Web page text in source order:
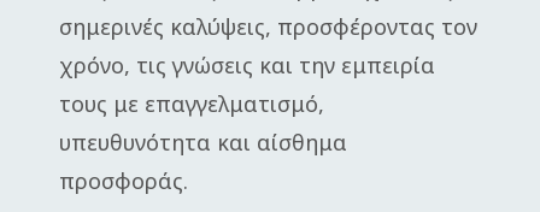
σημερινές καλύψεις, προσφέροντας τον
χρόνο, τις γνώσεις και την εμπειρία
τους με επαγγελματισμό,
υπευθυνότητα και αίσθημα
προσφοράς.